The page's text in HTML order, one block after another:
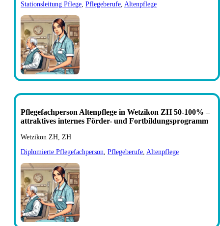
Stationsleitung Pflege, Pflegeberufe, Altenpflege
Pflegefachperson Altenpflege in Wetzikon ZH 50-100% –
attraktives internes Förder- und Fortbildungsprogramm
Wetzikon ZH, ZH
Diplomierte Pflegefachperson, Pflegeberufe, Altenpflege